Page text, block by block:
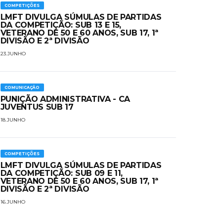
COMPETIÇÕES
LMFT DIVULGA SÚMULAS DE PARTIDAS
DA COMPETIÇÃO: SUB 13 E 15,
VETERANO DE 50 E 60 ANOS, SUB 17, 1ª
DIVISÃO E 2ª DIVISÃO
23.JUNHO
COMUNICAÇÃO
PUNIÇÃO ADMINISTRATIVA - CA
JUVENTUS SUB 17
18.JUNHO
COMPETIÇÕES
LMFT DIVULGA SÚMULAS DE PARTIDAS
DA COMPETIÇÃO: SUB 09 E 11,
VETERANO DE 50 E 60 ANOS, SUB 17, 1ª
DIVISÃO E 2ª DIVISÃO
16.JUNHO